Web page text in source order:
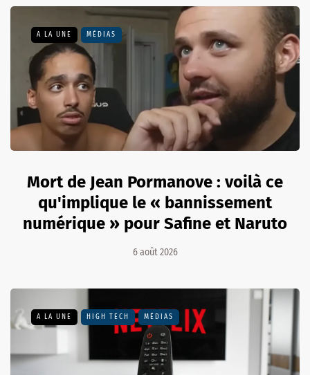
A LA UNE MÉDIAS
Mort de Jean Pormanove : voilà ce
qu'implique le « bannissement
numérique » pour Safine et Naruto
6 août 2026
A LA UNE HIGH TECH MÉDIAS